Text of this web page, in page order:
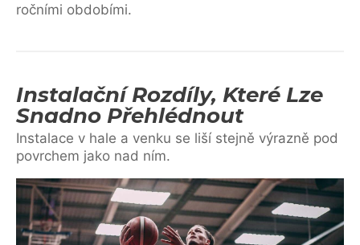
ročními obdobími.
Instalační Rozdíly, Které Lze
Snadno Přehlédnout
Instalace v hale a venku se liší stejně výrazně pod
povrchem jako nad ním.